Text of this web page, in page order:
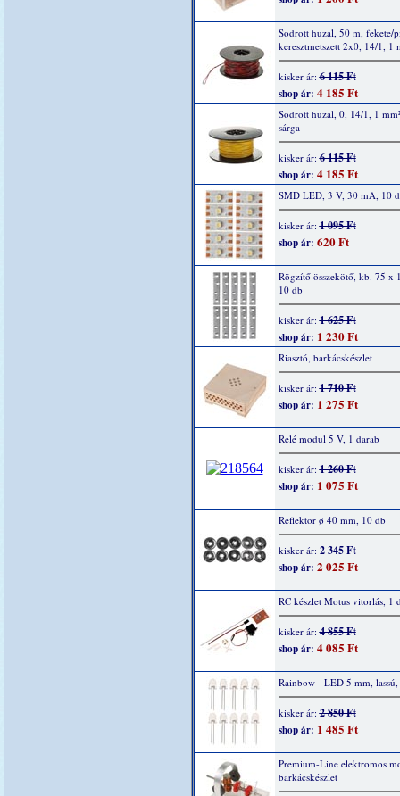
Sodrott huzal, 50 m, fekete/
keresztmetszett 2x0, 14/1, 1
kisker ár:6 115 Ft
shop ár: 4 185 Ft
Sodrott huzal, 0, 14/1, 1
sárga
kisker ár:6 115 Ft
shop ár: 4 185 Ft
SMD LED, 3 V, 30 mA, 10
kisker ár:1 095 Ft
shop ár: 620 Ft
Rögzítő összekötő, kb. 75 x
10 db
kisker ár:1 625 Ft
shop ár: 1 230 Ft
Riasztó, barkácskészlet
kisker ár:1 710 Ft
shop ár: 1 275 Ft
Relé modul 5 V, 1 darab
kisker ár:1 260 Ft
shop ár: 1 075 Ft
Reflektor ø 40 mm, 10 db
kisker ár:2 345 Ft
shop ár: 2 025 Ft
RC készlet Motus vitorlás, 1
kisker ár:4 855 Ft
shop ár: 4 085 Ft
Rainbow - LED 5 mm,
kisker ár:2 850 Ft
shop ár: 1 485 Ft
Premium-Line elektromos
barkácskészlet